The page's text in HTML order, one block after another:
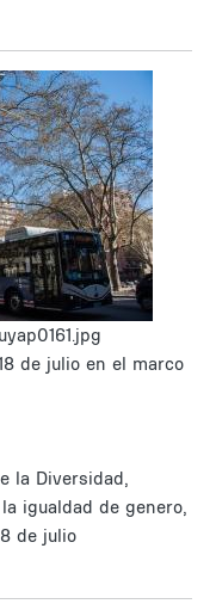
de julio en el marco
la Diversidad,
igualdad de genero,
de julio